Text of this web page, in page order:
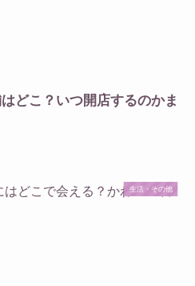
どこ？いつ開店するのかま
生活・その他